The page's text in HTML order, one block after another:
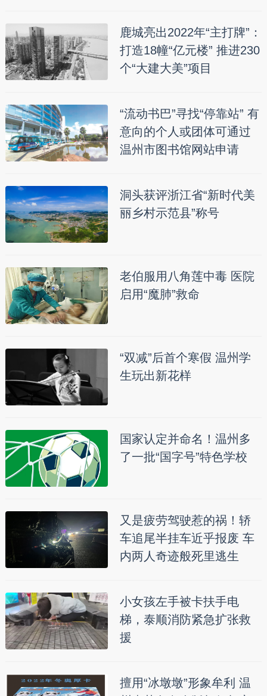
鹿城亮出2022年“主打牌”：
打造18幢“亿元楼” 推进230
个“大建大美”项目
“流动书巴”寻找“停靠站” 有
意向的个人或团体可通过
温州市图书馆网站申请
洞头获评浙江省“新时代美
丽乡村示范县”称号
老伯服用八角莲中毒 医院
启用“魔肺”救命
“双减”后首个寒假 温州学
生玩出新花样
国家认定并命名！温州多
了一批“国字号”特色学校
又是疲劳驾驶惹的祸！轿
车追尾半挂车近乎报废 车
内两人奇迹般死里逃生
小女孩左手被卡扶手电
梯，泰顺消防紧急扩张救
援
擅用“冰墩墩”形象牟利 温